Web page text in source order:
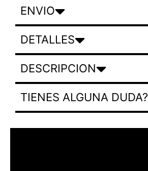
ENVIO
DETALLES
DESCRIPCION
TIENES ALGUNA DUDA?